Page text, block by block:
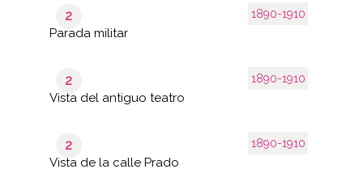
1890-1910
2
Parada militar
1890-1910
2
Vista del antiguo teatro
1890-1910
2
Vista de la calle Prado